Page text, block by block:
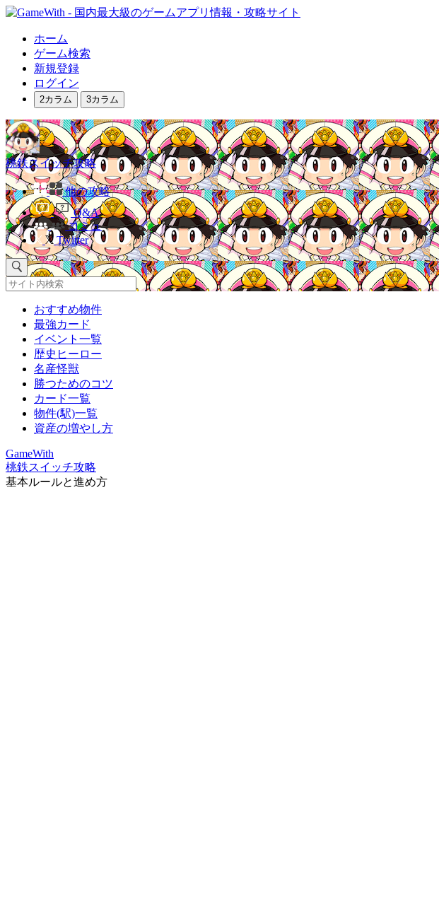
ホーム
ゲーム検索
新規登録
ログイン
2カラム 3カラム
桃鉄スイッチ攻略
他の攻略
Q&A
コミュ
Twitter
おすすめ物件
最強カード
イベント一覧
歴史ヒーロー
名産怪獣
勝つためのコツ
カード一覧
物件(駅)一覧
資産の増やし方
GameWith
桃鉄スイッチ攻略
基本ルールと進め方